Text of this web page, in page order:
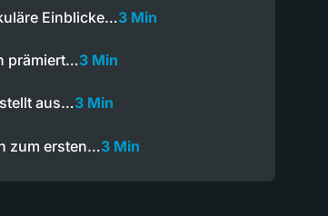
Einblicke…3 Min
prämiert…3 Min
aus…3 Min
zum ersten…3 Min